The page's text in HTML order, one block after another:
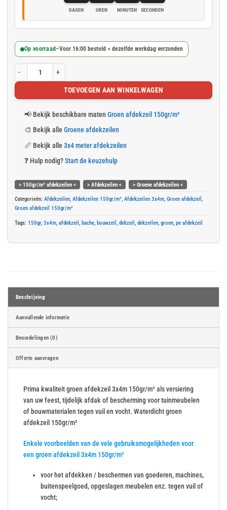
DAGEN UREN MINUTEN SECONDEN
Op voorraad –Voor 16:00 besteld = dezelfde werkdag verzonden
Groen afdekzeil 3x4m 150gr/m² aantal
TOEVOEGEN AAN WINKELWAGEN
📢 Bekijk beschikbare maten Groen afdekzeil 150gr/m²
🎨 Bekijk alleGroene afdekzeilen
📏 Bekijk alle 3x4 meter afdekzeilen
❓ Hulp nodig? Start de keuzehulp
> 150gr/m² afdekzeilen < > Afdekzeilen <
> Groene afdekzeilen <
Categorieën: Afdekzeilen, Afdekzeilen 150gr/m², Afdekzeilen 3x4m, Groen afdekzeil ,
Groen afdekzeil 150gr/m²
Tags: 150gr, 3x4m, afdekzeil , bache, bouwzeil , dekzeil , dekzeilen, groen, pe afdekzeil
Beschrijving
Aanvullende informatie
Beoordelingen (0)
Offerte aanvragen
Prima kwaliteit groen afdekzeil 3x4m 150gr/m² als versiering
van uw feest, tijdelijk afdak of bescherming voor tuinmeubelen
of bouwmaterialen tegen vuil en vocht. Waterdicht groen
afdekzeil 150gr/m²
Enkele voorbeelden van de vele gebruiksmogelijkheden voor
een groen afdekzeil 3x4m 150gr/m²
voor het afdekken / beschermen van goederen, machines,
buitenspeelgoed, opgeslagen meubelen enz. tegen vuil of
vocht;